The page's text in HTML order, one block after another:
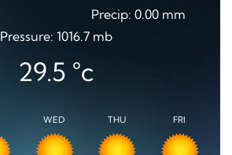
Precip: 0.00 mm
Pressure: 1016.7 mb
29.5 °c
WED THU FRI